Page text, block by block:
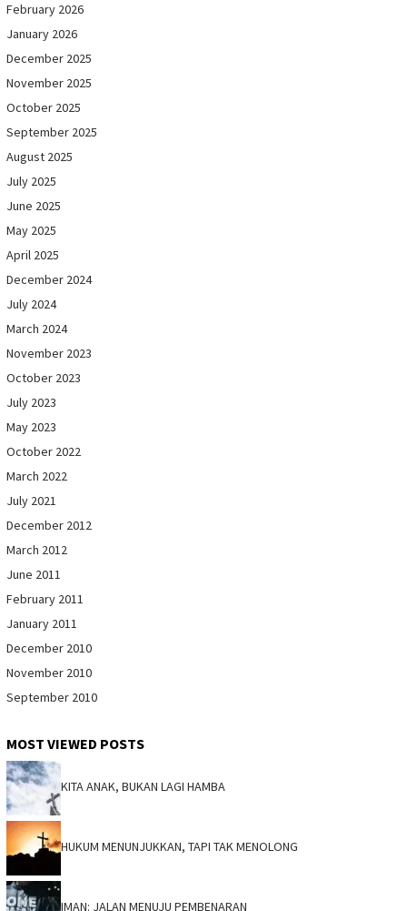
February 2026
January 2026
December 2025
November 2025
October 2025
September 2025
August 2025
July 2025
June 2025
May 2025
April 2025
December 2024
July 2024
March 2024
November 2023
October 2023
July 2023
May 2023
October 2022
March 2022
July 2021
December 2012
March 2012
June 2011
February 2011
January 2011
December 2010
November 2010
September 2010
MOST VIEWED POSTS
KITA ANAK, BUKAN LAGI HAMBA
HUKUM MENUNJUKKAN, TAPI TAK MENOLONG
IMAN: JALAN MENUJU PEMBENARAN